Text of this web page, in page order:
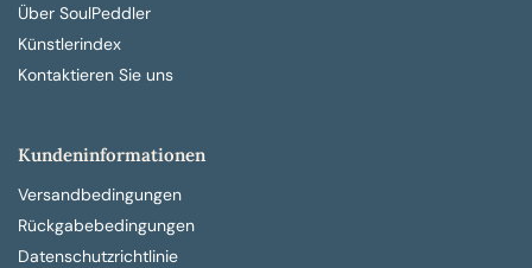
Über SoulPeddler
Künstlerindex
Kontaktieren Sie uns
Kundeninformationen
Versandbedingungen
Rückgabebedingungen
Datenschutzrichtlinie